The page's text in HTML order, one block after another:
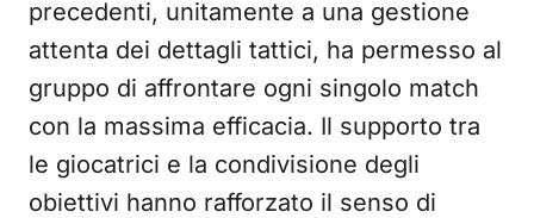
precedenti, unitamente a una gestione
attenta dei dettagli tattici, ha permesso al
gruppo di affrontare ogni singolo match
con la massima efficacia. Il supporto tra
le giocatrici e la condivisione degli
obiettivi hanno rafforzato il senso di